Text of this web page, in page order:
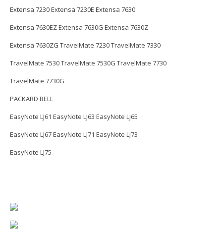
Extensa 7230 Extensa 7230E Extensa 7630
Extensa 7630EZ Extensa 7630G Extensa 7630Z
Extensa 7630ZG TravelMate 7230 TravelMate 7330
TravelMate 7530 TravelMate 7530G TravelMate 7730
TravelMate 7730G
PACKARD BELL
EasyNote LJ61 EasyNote LJ63 EasyNote LJ65
EasyNote LJ67 EasyNote LJ71 EasyNote LJ73
EasyNote LJ75